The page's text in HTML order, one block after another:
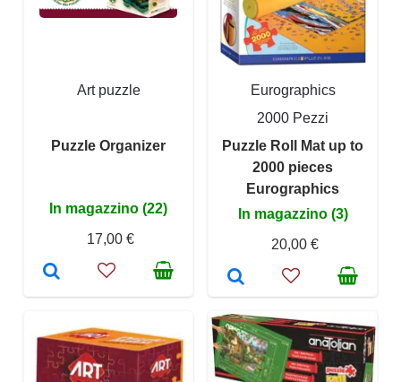
Art puzzle
Puzzle Organizer
In magazzino (22)
17,00 €
Eurographics
2000 Pezzi
Puzzle Roll Mat up to
2000 pieces
Eurographics
In magazzino (3)
20,00 €